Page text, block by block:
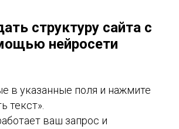
структуру сайта с
нейросети
в указанные поля и нажмите
текст».
ваш запрос и